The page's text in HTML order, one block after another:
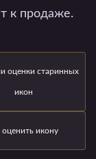
к продаже.
оценки старинных
икон
оценить икону